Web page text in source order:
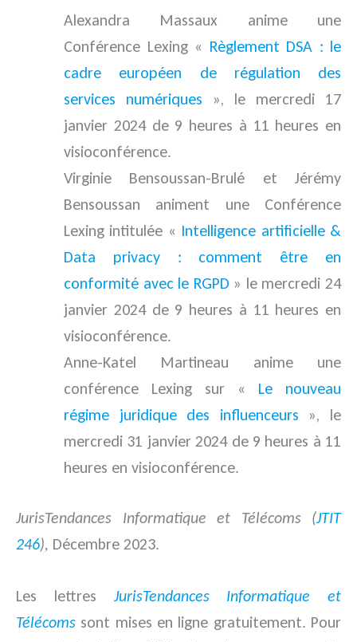
Alexandra Massaux anime une
Conférence Lexing « Règlement DSA : le
cadre européen de régulation des
services numériques », le mercredi 17
janvier 2024 de 9 heures à 11 heures en
visioconférence.
Virginie Bensoussan-Brulé et Jérémy
Bensoussan animent une Conférence
Lexing intitulée « Intelligence artificielle &
Data privacy : comment être en
conformité avec le RGPD » le mercredi 24
janvier 2024 de 9 heures à 11 heures en
visioconférence.
Anne-Katel Martineau anime une
conférence Lexing sur « Le nouveau
régime juridique des influenceurs », le
mercredi 31 janvier 2024 de 9 heures à 11
heures en visioconférence.
JurisTendances Informatique et Télécoms (JTIT
246), Décembre 2023.
Les lettres JurisTendances Informatique et
Télécoms sont mises en ligne gratuitement. Pour